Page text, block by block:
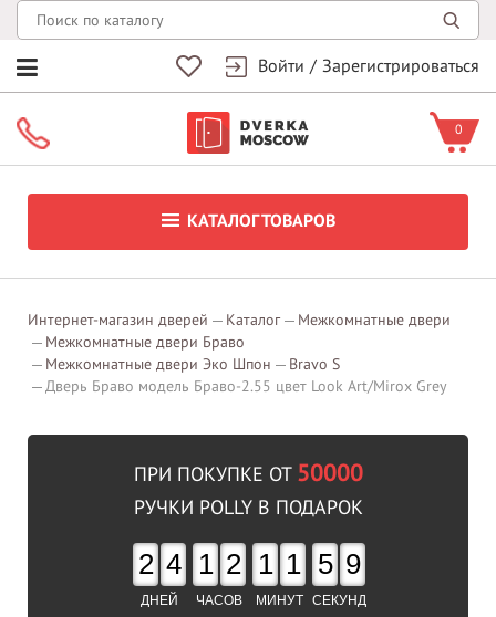
Войти / Зарегистрироваться
0
КАТАЛОГ ТОВАРОВ
Интернет-магазин дверей Каталог
Межкомнатные двери
Межкомнатные двери Браво
Межкомнатные двери Эко Шпон
Bravo S
Дверь Браво модель Браво-2.55 цвет Look Art/Mirox Grey
ПРИ ПОКУПКЕ ОТ 50000
РУЧКИ POLLY В ПОДАРОК
2 4
ДНЕЙ
1 2
ЧАСОВ
1 1
МИНУТ
5 8
СЕКУНД